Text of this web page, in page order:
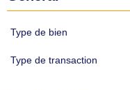
Type de bien
Type de transaction